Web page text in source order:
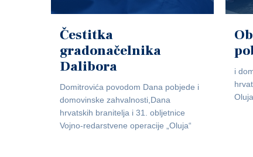
Čestitka
gradonačelnika
Dalibora
Domitrovića povodom Dana pobjede i
domovinske zahvalnosti,Dana
hrvatskih branitelja i 31. obljetnice
Vojno-redarstvene operacije „Oluja“
i
Oluja